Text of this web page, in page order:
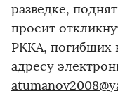
разведке,
просит
РККА, погибших
адресу